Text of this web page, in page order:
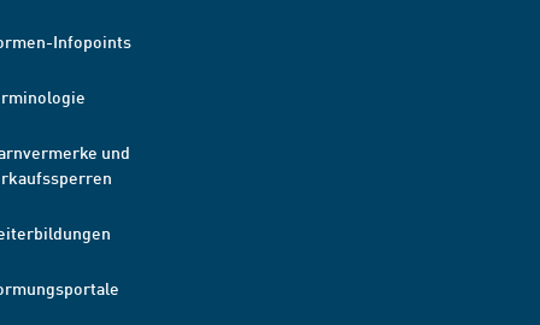
Infopoints
und